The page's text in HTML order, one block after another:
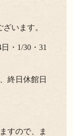
います。
・1/30・31
終日休館日
すので、ま